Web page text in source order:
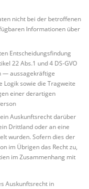
nicht bei der betroffenen
Informationen über
Entscheidungsfindung
22 Abs.1 und 4 DS-GVO
— aussagekräftige
sowie die Tragweite
einer derartigen
Auskunftsrecht darüber
Drittland oder an eine
wurden. Sofern dies der
im Übrigen das Recht zu,
im Zusammenhang mit
Auskunftsrecht in